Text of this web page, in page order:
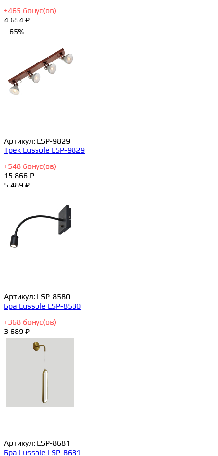
+465 бонус(ов)
4 654 ₽
-65%
Артикул: LSP-9829
Трек Lussole LSP-9829
+548 бонус(ов)
15 866 ₽
5 489 ₽
Артикул: LSP-8580
Бра Lussole LSP-8580
+368 бонус(ов)
3 689 ₽
Артикул: LSP-8681
Бра Lussole LSP-8681